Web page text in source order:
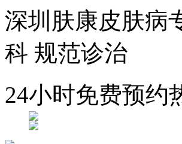
深圳肤康皮肤病
科 规范诊治
24小时免费预约